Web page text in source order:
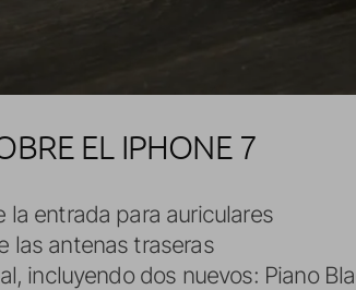
EL IPHONE 7
la entrada para auriculares
las antenas traseras
incluyendo dos nuevos: Piano